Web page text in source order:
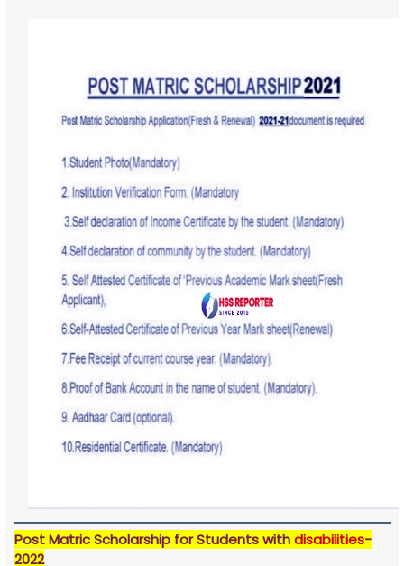
Post Matric Scholarship for Students withdisabilities-
2022